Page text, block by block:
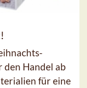
Handel ab
für eine